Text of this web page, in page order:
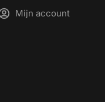
Mijn account